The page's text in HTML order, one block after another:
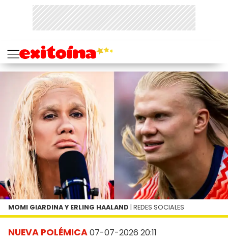
NUEVA POLÉMICA07-07-2026 20:11
MOMI GIARDINA Y ERLING HAALAND | REDES SOCIALES